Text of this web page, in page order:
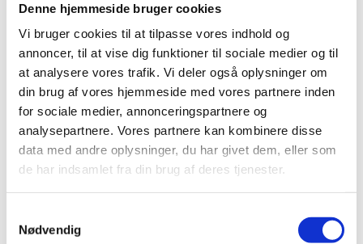
Denne hjemmeside bruger cookies
Vi bruger cookies til at tilpasse vores indhold og
annoncer, til at vise dig funktioner til sociale medier og til
at analysere vores trafik. Vi deler også oplysninger om
din brug af vores hjemmeside med vores partnere inden
for sociale medier, annonceringspartnere og
analysepartnere. Vores partnere kan kombinere disse
data med andre oplysninger, du har givet dem, eller som
de har indsamlet fra din brug af deres tjenester.
Nødvendig
vigtigt skridt, at vi i dag tilkendegiver, at vi vil styrke
det dansk-schweiziske samarbejde om forskning og
innovation på en lang række områder som
kvanteteknologi, life science, rum, kunstig intelligens og
det grønne. Det vil bringe os tættere på at løse nogle
af de store samfundsudfordringer.
Fakta
Forståelsespapiret lægger op til, at Danmark og
Schweiz skal samarbejde mere inden for både
om bl.a. life science. kvanteteknologi, grøn